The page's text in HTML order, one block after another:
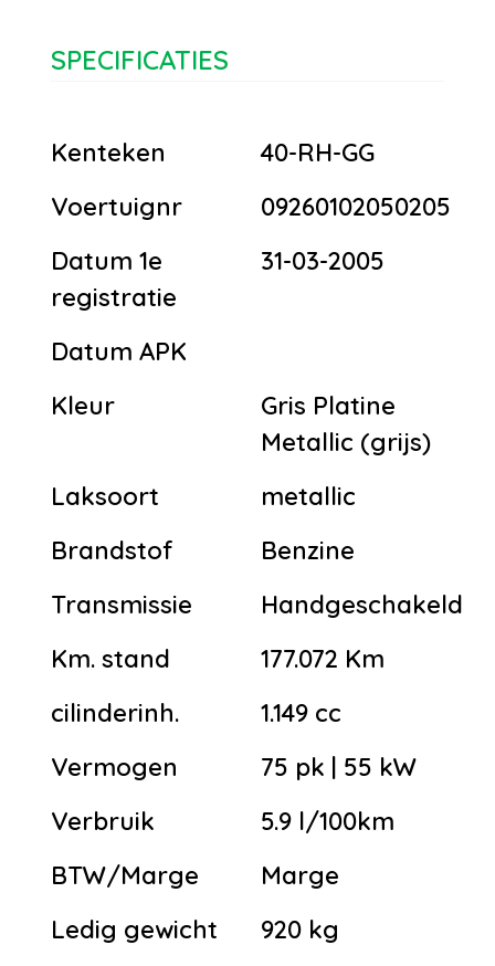
SPECIFICATIES
Kenteken
40-RH-GG
Voertuignr
09260102050205
Datum 1e
registratie
31-03-2005
Datum APK
Kleur
Gris Platine
Metallic (grijs)
Laksoort
metallic
Brandstof
Benzine
Transmissie
Handgeschakeld
Km. stand
177.072 Km
cilinderinh.
1.149 cc
Vermogen
75 pk | 55 kW
Verbruik
5.9 l/100km
BTW/Marge
Marge
Ledig gewicht
920 kg